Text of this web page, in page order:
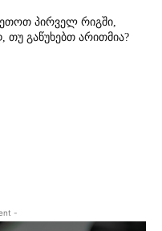
პირველ რიგში,
გაწუხებთ არითმია?
-